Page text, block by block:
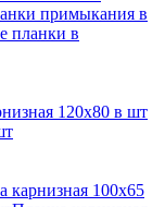
примыкания в
планки в
120х80 в шт
карнизная 100х65